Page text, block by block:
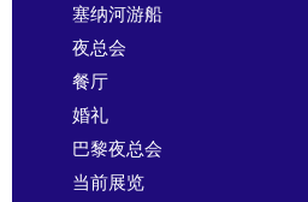
塞纳河游船
夜总会
餐厅
婚礼
巴黎夜总会
当前展览